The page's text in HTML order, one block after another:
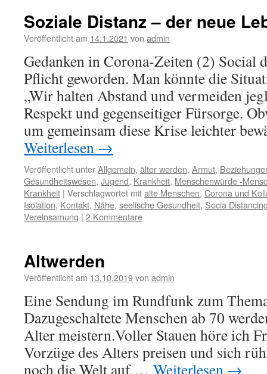
Soziale Distanz – der neue
Veröffentlicht am 14.1.2021 von admin
Gedanken in Corona-Zeiten (2) Social
Pflicht geworden. Man könnte die
„Wir halten Abstand und vermeiden
Respekt und gegenseitiger Fürsorge.
um gemeinsam diese Krise leichter
Weiterlesen →
Veröffentlicht unterAllgemein, älter werden, Armut,
Gesundheitswesen, Jugend, Krankheit, Menschenwürde -
Krankheit | Verschlagwortet mitalte Menschen, Corona und
Isolation, Kontakt, Nähe, seelische Gesundheit, Socia
Vereinsamung | 2 Kommentare
Altwerden
Veröffentlicht am 13.10.2019von admin
Eine Sendung im Rundfunk zum
Dazugeschaltete Menschen ab 70
Alter meistern.Voller Stauen höre ich
Vorzüge des Alters preisen und sich
noch die Welt auf … Weiterlesen →